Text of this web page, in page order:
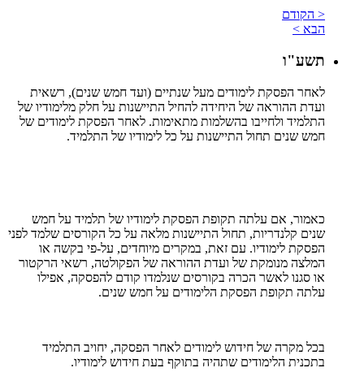
< הקודם
הבא >
תשע"ו
לאחר הפסקת לימודים מעל שנתיים (ועד חמש שנים), רשאית
ועדת ההוראה של היחידה להחיל התיישנות על חלק מלימודיו של
התלמיד ולחייבו בהשלמות מתאימות. לאחר הפסקת לימודים של
חמש שנים תחול התיישנות על כל לימודיו של התלמיד.
כאמור, אם עלתה תקופת הפסקת לימודיו של תלמיד על חמש
שנים קלנדריות, תחול התיישנות מלאה על כל הקורסים שלמד לפני
הפסקת לימודיו. עם זאת, במקרים מיוחדים, על-פי בקשה או
המלצה מנומקת של ועדת ההוראה של הפקולטה, רשאי הרקטור
או סגנו לאשר הכרה בקורסים שנלמדו קודם להפסקה, אפילו
עלתה תקופת הפסקת הלימודים על חמש שנים.
בכל מקרה של חידוש לימודים לאחר הפסקה, יחויב התלמיד
בתכנית הלימודים שתהיה בתוקף בעת חידוש לימודיו.